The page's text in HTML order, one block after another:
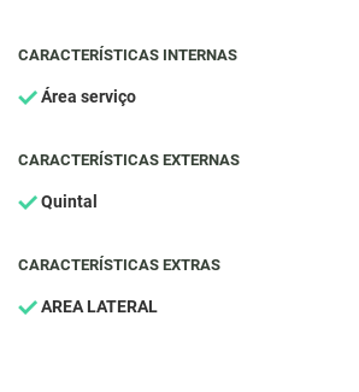
CARACTERÍSTICAS INTERNAS
Área serviço
CARACTERÍSTICAS EXTERNAS
Quintal
CARACTERÍSTICAS EXTRAS
AREA LATERAL